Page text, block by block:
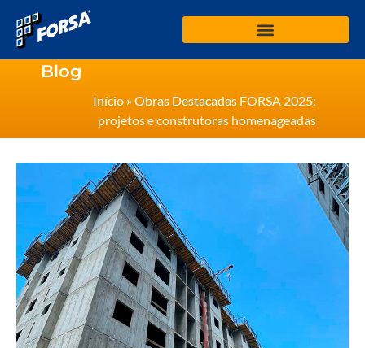
Blog
Início »Obras Destacadas FORSA 2025:
projetos e construtoras homenageadas